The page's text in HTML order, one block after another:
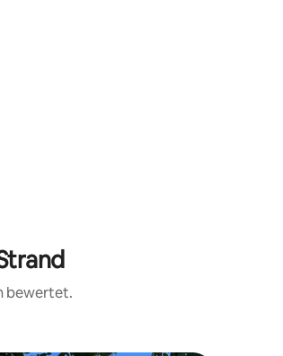
bewertet.